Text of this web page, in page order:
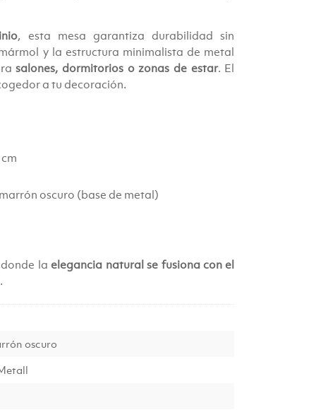
, esta mesa garantiza durabilidad sin
y la estructura minimalista de metal
salones, dormitorios o zonas de estar. El
a tu decoración.
oscuro (base de metal)
donde la elegancia natural se fusiona con el
oscuro